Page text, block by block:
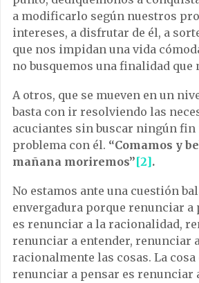
a modificarlo según nuestros
intereses, a disfrutar de él, a
que nos impidan una vida
no busquemos una finalidad que
A otros, que se mueven en un
basta con ir resolviendo las
acuciantes sin buscar ningún fin
problema con él. “Comamos y
mañana moriremos”[2].
No estamos ante una cuestión
envergadura porque renunciar
es renunciar a la racionalidad,
renunciar a entender, renunciar
racionalmente las cosas. La cosa
renunciar a pensar es renunciar